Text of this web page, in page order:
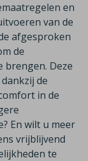
en
van de
afgesproken
de
brengen. Deze
de
in de
En wilt u meer
vrijblijvend
te